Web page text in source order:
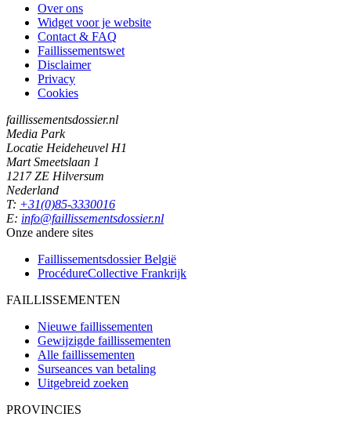
Over ons
Widget voor je website
Contact & FAQ
Faillissementswet
Disclaimer
Privacy
Cookies
faillissementsdossier.nl
Media Park
Locatie Heideheuvel H1
Mart Smeetslaan 1
1217 ZE Hilversum
Nederland
T: +31(0)85-3330016
E: info@faillissementsdossier.nl
Onze andere sites
Faillissementsdossier België
ProcédureCollective Frankrijk
FAILLISSEMENTEN
Nieuwe faillissementen
Gewijzigde faillissementen
Alle faillissementen
Surseances van betaling
Uitgebreid zoeken
PROVINCIES